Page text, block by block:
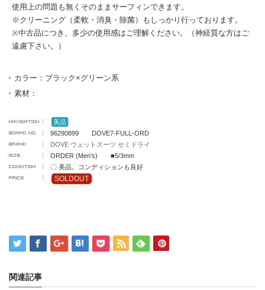
使用上の問題も無くそのままサーフィンできます。
※クリーニング（柔軟・消臭・除菌）もしっかり行っております。
※中古品につき、多少の使用感はご理解ください。（神経質な方はご
遠慮下さい。）
カラー：ブラック×グリーン系
素材：
美品
96290899 DOVE7-FULL-ORD
DOVE ウェットスーツ セミドライ
ORDER (Men's) ■5/3mm
〇 美品。コンディションも良好
SOLDOUT
関連記事